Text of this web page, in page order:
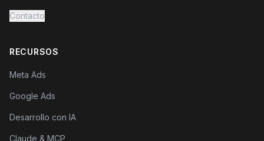
Contacto
RECURSOS
Meta Ads
Google Ads
Desarrollo con IA
Claude & MCP